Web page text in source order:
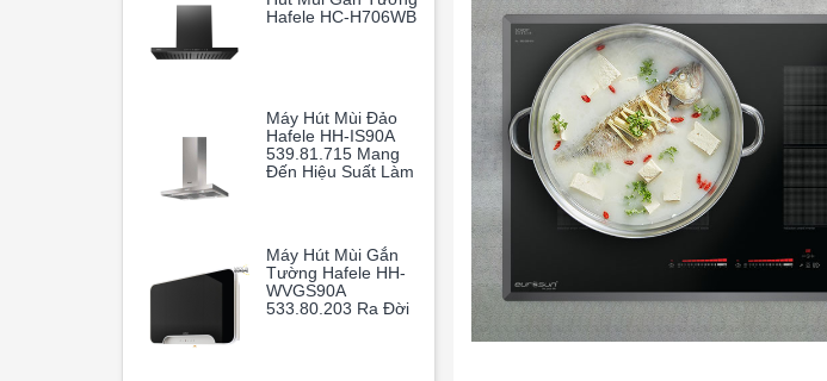
Hafele HC-H706WB
Máy Hút Mùi Đảo
Hafele HH-IS90A
539.81.715 Mang
Đến Hiệu Suất Làm
Luôn Thoáng Mát
Và Trong Lành
Máy Hút Mùi Gắn
Tường Hafele HH-
WVGS90A
533.80.203 Ra Đời